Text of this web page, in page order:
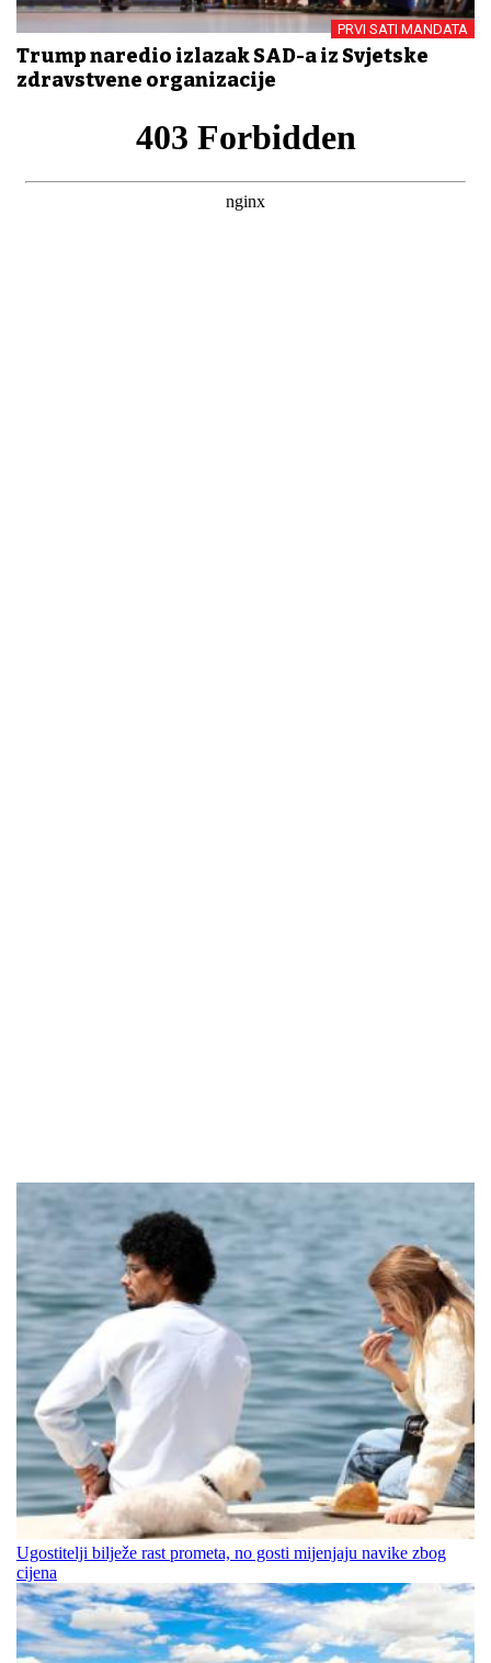
PRVI SATI MANDATA
Trump naredio izlazak SAD-a iz Svjetske
zdravstvene organizacije
Ugostitelji bilježe rast prometa, no gosti mijenjaju navike zbog
cijena